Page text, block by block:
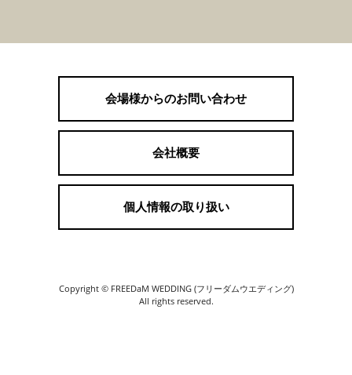
会場様からのお問い合わせ
会社概要
個人情報の取り扱い
Copyright © FREEDaM WEDDING (フリーダムウエディング)
All rights reserved.